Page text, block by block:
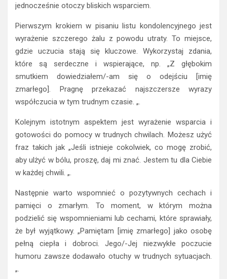
jednocześnie otoczy bliskich wsparciem.
Pierwszym krokiem w pisaniu listu kondolencyjnego jest
wyrażenie szczerego żalu z powodu utraty. To miejsce,
gdzie uczucia stają się kluczowe. Wykorzystaj zdania,
które są serdeczne i wspierające, np. „Z głębokim
smutkiem dowiedziałem/-am się o odejściu [imię
zmarłego]. Pragnę przekazać najszczersze wyrazy
współczucia w tym trudnym czasie. „.
Kolejnym istotnym aspektem jest wyrażenie wsparcia i
gotowości do pomocy w trudnych chwilach. Możesz użyć
fraz takich jak „Jeśli istnieje cokolwiek, co mogę zrobić,
aby ulżyć w bólu, proszę, daj mi znać. Jestem tu dla Ciebie
w każdej chwili. „.
Następnie warto wspomnieć o pozytywnych cechach i
pamięci o zmarłym. To moment, w którym można
podzielić się wspomnieniami lub cechami, które sprawiały,
że był wyjątkowy. „Pamiętam [imię zmarłego] jako osobę
pełną ciepła i dobroci. Jego/-Jej niezwykłe poczucie
humoru zawsze dodawało otuchy w trudnych sytuacjach.
„.